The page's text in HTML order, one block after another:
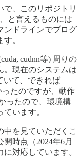
で、このリポジトリ
と言えるものには
ンドラインでプログ
。
cudnn等) 周りの
。現在のシステムは
いて、できれば
たのですが、動作
ったので、環境構
います。
を見ていただくこ
時点（2024年6月
対応しています。